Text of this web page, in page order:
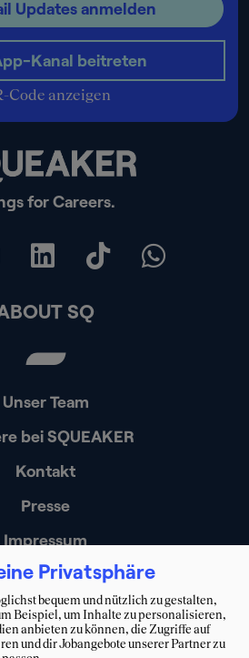
for Careers.
Updates anmelden
Kanal beitreten
Code anzeigen
SQ
Unser Team
bei SQUEAKER
Kontakt
Presse
Impressum
zur Barrierefreiheit
Privatsphäre
bequem und nützlich zu gestalten,
Beispiel, um Inhalte zu personalisieren,
anbieten zu können, die Zugriffe auf
und dir Jobangebote unserer Partner zu